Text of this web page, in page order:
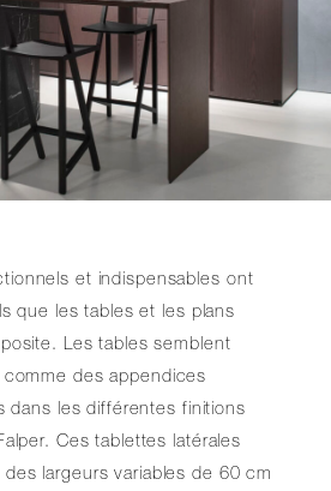
et indispensables ont
que les tables et les plans
Les tables semblent
des appendices
dans les différentes finitions
Ces tablettes latérales
largeurs variables de 60 cm